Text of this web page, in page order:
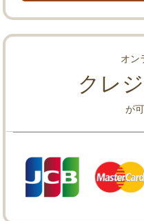
オン
クレ
が